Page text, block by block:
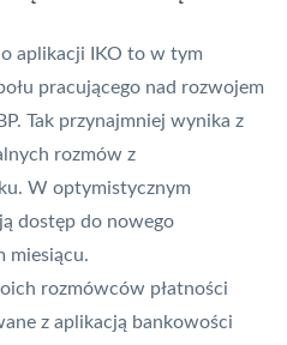
aplikacji IKO to w tym
pracującego nad rozwojem
Tak przynajmniej wynika z
rozmów z
W optymistycznym
dostęp do nowego
miesiącu.
rozmówców płatności
z aplikacją bankowości